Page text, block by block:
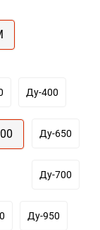
Ду-400
Ду-650
Ду-700
Ду-950